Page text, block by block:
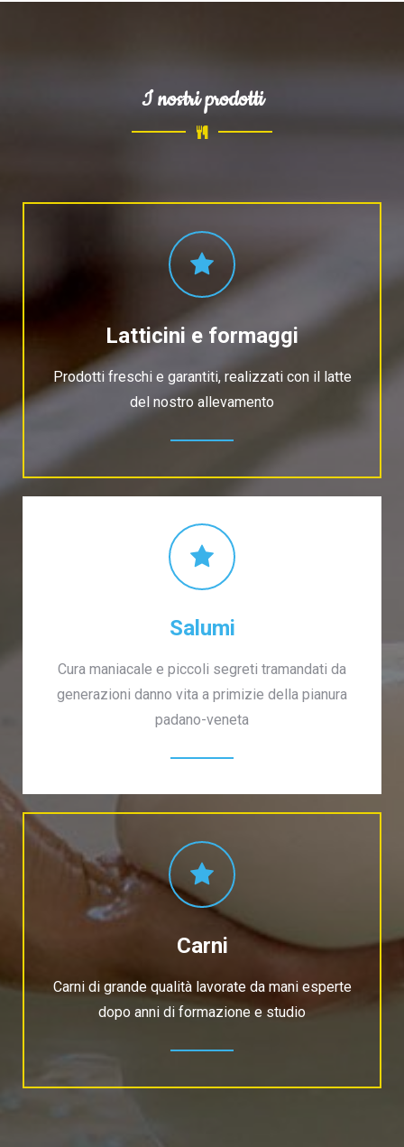
I nostri prodotti
Latticini e formaggi
Prodotti freschi e garantiti, realizzati con il latte
del nostro allevamento
Salumi
Cura maniacale e piccoli segreti tramandati da
generazioni danno vita a primizie della pianura
padano-veneta
Carni
Carni di grande qualità lavorate da mani esperte
dopo anni di formazione e studio